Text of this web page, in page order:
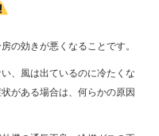
の効きが悪くなることです。
、風は出ているのに冷たくな
がある場合は、何らかの原因